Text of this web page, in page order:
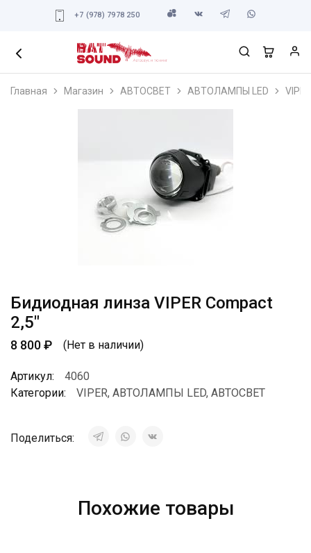
+7 (978) 7978 250
Главная Магазин АВТОСВЕТ АВТОЛАМПЫ LED VIPER
Бидиодная линза VIPER Compact
2,5″
8 800₽ (Нет в наличии)
Артикул:
4060
Категории:
VIPER, АВТОЛАМПЫ LED, АВТОСВЕТ
Поделиться:
Похожие товары